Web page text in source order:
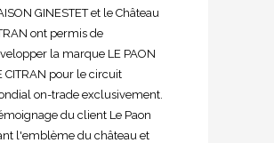
GINESTET et le Château
ont permis de
la marque LE PAON
CITRAN pour le circuit
on-trade exclusivement.
du client Le Paon
l'emblème du château et